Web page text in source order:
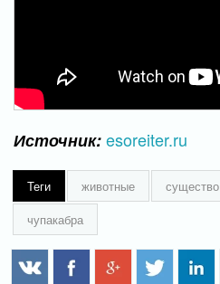
Источник:esoreiter.ru
Теги животные существо
чупакабра